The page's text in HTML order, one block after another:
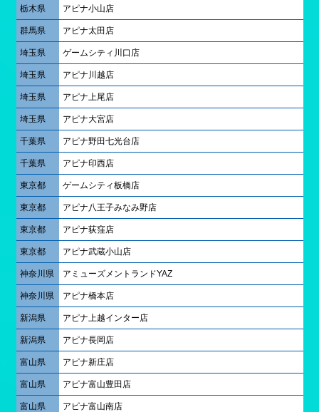
栃木県 アピナ小山店
群馬県 アピナ太田店
埼玉県 ゲームシティ川口店
埼玉県 アピナ川越店
埼玉県 アピナ上尾店
埼玉県 アピナ大宮店
千葉県 アピナ野田七光台店
千葉県 アピナ印西店
東京都 ゲームシティ板橋店
東京都 アピナ八王子みなみ野店
東京都 アピナ荻窪店
東京都 アピナ武蔵小山店
神奈川県 アミューズメントランドYAZ
神奈川県 アピナ橋本店
新潟県 アピナ上越インター店
新潟県 アピナ長岡店
富山県 アピナ新庄店
富山県 アピナ富山豊田店
富山県 アピナ富山南店